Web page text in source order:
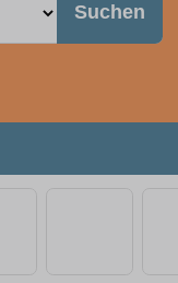
Suchen